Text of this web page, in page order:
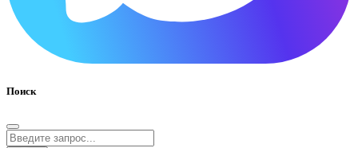
Поиск